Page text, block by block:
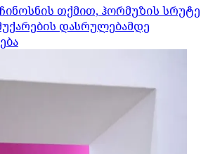
თქმით, ჰორმუზის სრუტე
დასრულებამდე